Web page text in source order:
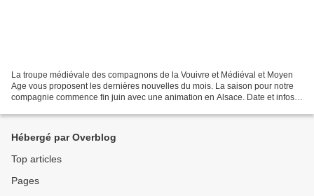
La troupe médiévale des compagnons de la Vouivre et Médiéval et Moyen
Age vous proposent les dernières nouvelles du mois. La saison pour notre
compagnie commence fin juin avec une animation en Alsace. Date et infos
Hébergé par Overblog
Top articles
Pages